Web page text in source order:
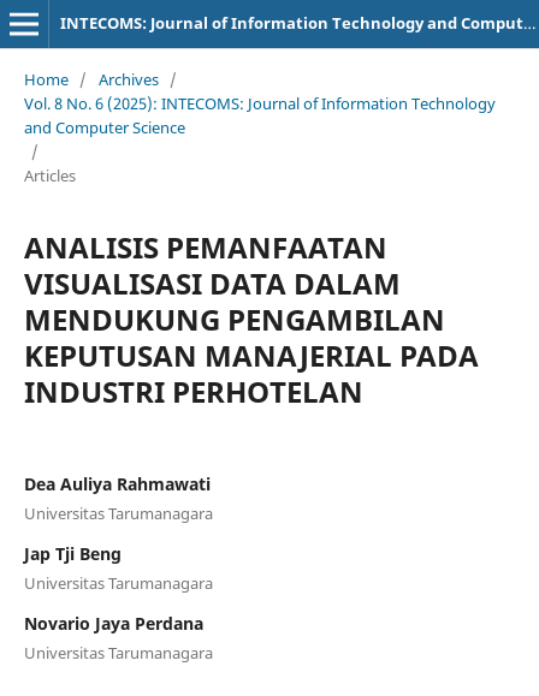
INTECOMS: Journal of Information Technology and Computer Science
Home / Archives /
Vol. 8 No. 6 (2025): INTECOMS: Journal of Information Technology
and Computer Science
/
Articles
ANALISIS PEMANFAATAN
VISUALISASI DATA DALAM
MENDUKUNG PENGAMBILAN
KEPUTUSAN MANAJERIAL PADA
INDUSTRI PERHOTELAN
Dea Auliya Rahmawati
Universitas Tarumanagara
Jap Tji Beng
Universitas Tarumanagara
Novario Jaya Perdana
Universitas Tarumanagara